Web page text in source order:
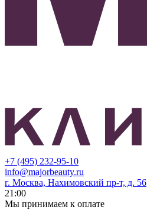
+7 (495) 232-95-10
info@majorbeauty.ru
г. Москва, Нахимовский пр-т, д. 56
21:00
Мы принимаем к оплате